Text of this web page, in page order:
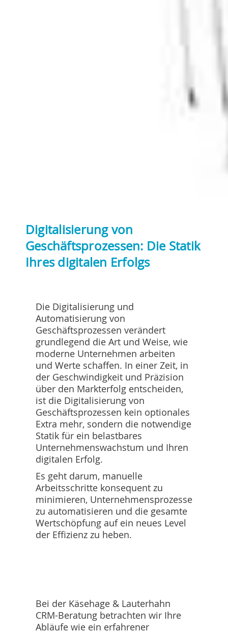
Digitalisierung von
Geschäftsprozessen: Die Statik
Ihres digitalen Erfolgs
Die Digitalisierung und
Automatisierung von
Geschäftsprozessen verändert
grundlegend die Art und Weise, wie
moderne Unternehmen arbeiten
und Werte schaffen. In einer Zeit, in
der Geschwindigkeit und Präzision
über den Markterfolg entscheiden,
ist die Digitalisierung von
Geschäftsprozessen kein optionales
Extra mehr, sondern die notwendige
Statik für ein belastbares
Unternehmenswachstum und Ihren
digitalen Erfolg.
Es geht darum, manuelle
Arbeitsschritte konsequent zu
minimieren, Unternehmensprozesse
zu automatisieren und die gesamte
Wertschöpfung auf ein neues Level
der Effizienz zu heben.
Bei der Käsehage & Lauterhahn
CRM-Beratung betrachten wir Ihre
Abläufe wie ein erfahrener